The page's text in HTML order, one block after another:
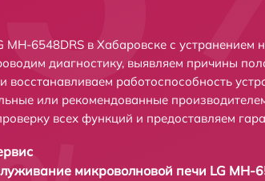
6548DRS в Хабаровске с устранением
диагностику, выявляем причины
восстанавливаем работоспособность
или рекомендованные
всех функций и предоставляем
микроволновой печи LG MH-